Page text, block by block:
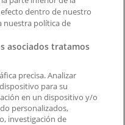
dentro de nuestro
nuestra política de
asociados tratamos
precisa. Analizar
para su
en un dispositivo y/o
personalizados,
investigación de